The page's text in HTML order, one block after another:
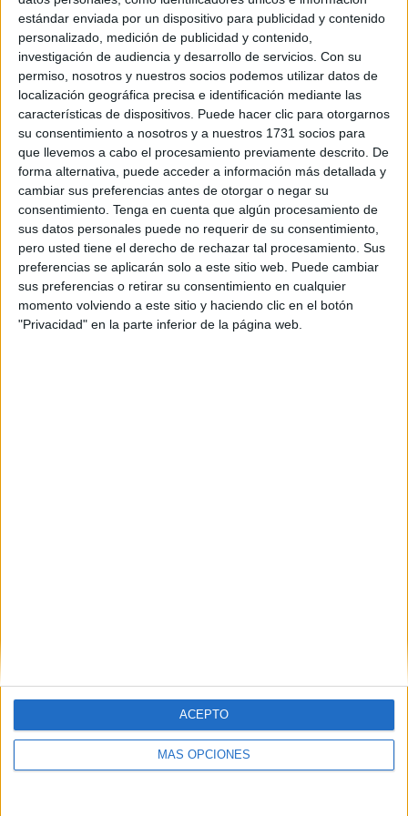
estándar enviada por un dispositivo para publicidad y contenido
personalizado, medición de publicidad y contenido,
investigación de audiencia y desarrollo de servicios. Con su
permiso, nosotros y nuestros socios podemos utilizar datos de
localización geográfica precisa e identificación mediante las
características de dispositivos. Puede hacer clic para otorgarnos
su consentimiento a nosotros y a nuestros 1731 socios para
que llevemos a cabo el procesamiento previamente descrito. De
forma alternativa, puede acceder a información más detallada y
cambiar sus preferencias antes de otorgar o negar su
consentimiento. Tenga en cuenta que algún procesamiento de
sus datos personales puede no requerir de su consentimiento,
pero usted tiene el derecho de rechazar tal procesamiento. Sus
preferencias se aplicarán solo a este sitio web. Puede cambiar
sus preferencias o retirar su consentimiento en cualquier
momento volviendo a este sitio y haciendo clic en el botón
"Privacidad" en la parte inferior de la página web.
MÁS OPCIONES
ACEPTO
España pide a Bruselas más ayuda frente a la
creciente llegada de inmigrantes
30/07/2018 1
El juramento o promesa de los separatistas
POR ANTONIO GUERRA 18/06/2018
José Guirao, nuevo ministro de Cultura y
Deporte tras la dimisión de Màxim Huerta
POR EFE 13/06/2018 0
Grande Marlaska, un ministro de Interior que
conoce bien Ceuta
POR FRAN MORENO 07/06/2018 0
El nuevo Gobierno de Pedro Sánchez